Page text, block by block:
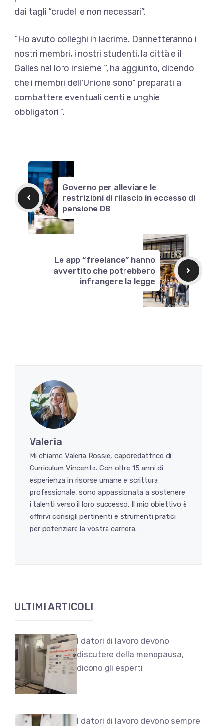
dai tagli “crudeli e non necessari”.
“Ho avuto colleghi in lacrime. Dannetteranno i
nostri membri, i nostri studenti, la città e il
Galles nel loro insieme “, ha aggiunto, dicendo
che i membri dell’Unione sono” preparati a
combattere eventuali denti e unghie
obbligatori “.
Governo per alleviare le
restrizioni di rilascio in eccesso di
pensione DB
Le app “freelance” hanno
avvertito che potrebbero
infrangere la legge
Valeria
Mi chiamo Valeria Rossie, caporedattrice di
Curriculum Vincente. Con oltre 15 anni di
esperienza in risorse umane e scrittura
professionale, sono appassionata a sostenere
i talenti verso il loro successo. Il mio obiettivo è
offrirvi consigli pertinenti e strumenti pratici
per potenziare la vostra carriera.
ULTIMI ARTICOLI
I datori di lavoro devono
discutere della menopausa,
dicono gli esperti
I datori di lavoro devono sempre